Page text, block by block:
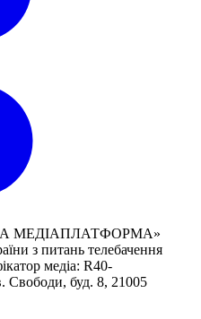
МЕДІАПЛАТФОРМА»
з питань телебачення
медіа: R40-
Свободи, буд. 8, 21005